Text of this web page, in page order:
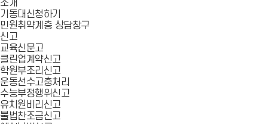
소개
기동대신청하기
민원취약계층 상담창구
신고
교육신문고
클린업계약신고
학원부조리신고
운동선수고충처리
수능부정행위신고
유치원비리신고
불법찬조금신고